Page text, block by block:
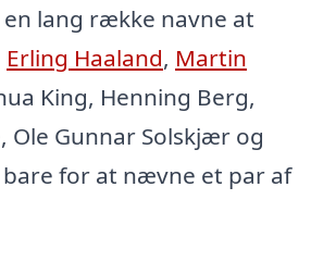
lang række navne at
Erling Haaland, Martin
King, Henning Berg,
Ole Gunnar Solskjær og
bare for at nævne et par af